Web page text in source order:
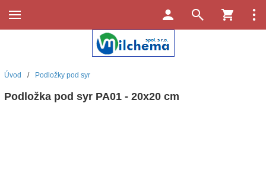
Úvod / Podložky pod syr
Podložka pod syr PA01 - 20x20 cm